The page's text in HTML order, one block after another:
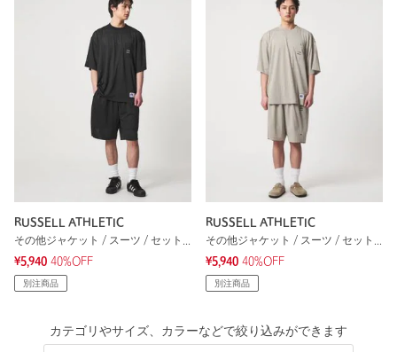
RUSSELL ATHLETIC
その他ジャケット / スーツ / セットアップ
¥5,940 40%OFF
別注商品
RUSSELL ATHLETIC
その他ジャケット / スーツ / セットアップ
¥5,940 40%OFF
別注商品
カテゴリやサイズ、カラーなどで絞り込みができます